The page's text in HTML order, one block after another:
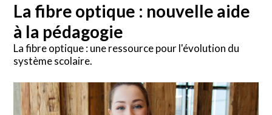
La fibre optique : nouvelle aide
à la pédagogie
La fibre optique : une ressource pour l'évolution du
système scolaire.